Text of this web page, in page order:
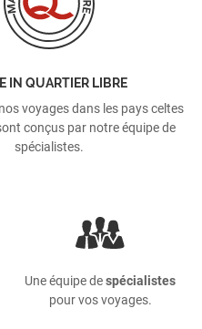
IN QUARTIER LIBRE
voyages dans les pays celtes
conçus par notre équipe de
spécialistes.
Une équipe despécialistes
pour vos voyages.